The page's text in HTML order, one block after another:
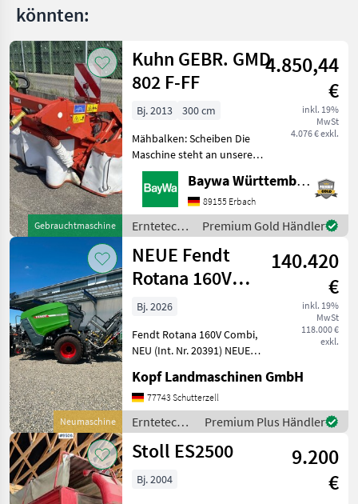
RP
MARKTPLATZ
Marktplatz Händlerangebote
könnten:
Gebrauchtmaschine
Kuhn GEBR. GMD
802 F-FF
4.850,44
€
inkl. 19%
MwSt
4.076 € exkl.
Bj. 2013
300 cm
Mähbalken: Scheiben Die
Maschine steht an unserem
BayWa-Standort in DE-
88214 Ravensburg.Gerne
steht Ihnen Herr Schmid
unter Tel.: 0151 1610 3978
für Ihre Anfrage zur
Baywa Württemberg
89155 Erbach
Erntetechnik
Grünland /
Kuhn
Premium Gold Händler
Neumaschine
NEUE Fendt
Rotana 160V
Combi
Rundballenpresse,
i
140.420
€
inkl. 19%
MwSt
118.000 €
exkl.
Bj. 2026
Fendt Rotana 160V Combi,
NEU (Int. Nr. 20391) NEUE
Typ Rotana 160V Combi
Baujahr 2026 40km/h Netz-
und Folienbindung,
integrierte Wickelein
Kopf Landmaschinen GmbH
77743 Schutterzell
Erntetechnik
Grünland /
Fendt
Premium Plus Händler
Stoll ES2500
9.200
€
Bj. 2004